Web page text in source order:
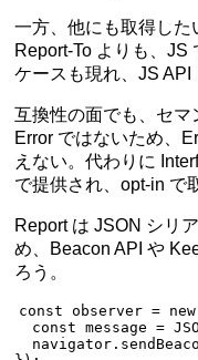
一方、他にも取得し
Report-To よりも、JS
ケースも現れ、JS API
互換性の面でも、セ
Error ではないため、
えない。代わりに
で提供され、opt-in で
Report は JSON シリ
め、Beacon API や
ろう。
const observer = new
  const
message =
  navigator.